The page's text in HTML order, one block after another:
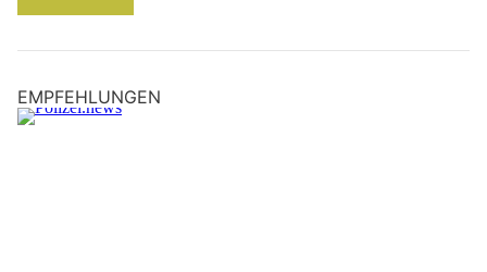
EMPFEHLUNGEN